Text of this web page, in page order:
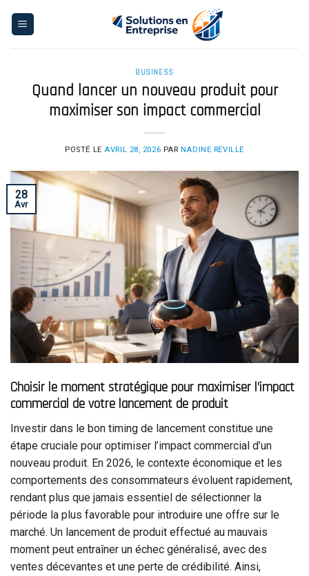
BUSINESS
Quand lancer un nouveau produit pour
maximiser son impact commercial
POSTÉ LE AVRIL 28, 2026 PAR NADINE REVILLE
28
Avr
Choisir le moment stratégique pour maximiser l’impact
commercial de votre lancement de produit
Investir dans le bon timing de lancement constitue une
étape cruciale pour optimiser l’impact commercial d’un
nouveau produit. En 2026, le contexte économique et les
comportements des consommateurs évoluent rapidement,
rendant plus que jamais essentiel de sélectionner la
période la plus favorable pour introduire une offre sur le
marché. Un lancement de produit effectué au mauvais
moment peut entraîner un échec généralisé, avec des
ventes décevantes et une perte de crédibilité. Ainsi,